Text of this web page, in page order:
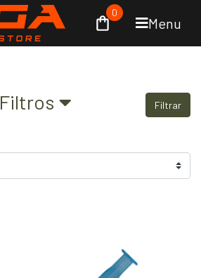
Menu
0
Filtros Filtrar